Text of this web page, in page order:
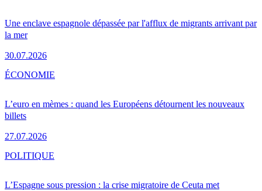
Une enclave espagnole dépassée par l'afflux de migrants arrivant par
la mer
30.07.2026
L’euro en mèmes : quand les Européens détournent les nouveaux
billets
27.07.2026
ÉCONOMIE
L’Espagne sous pression : la crise migratoire de Ceuta met
POLITIQUE